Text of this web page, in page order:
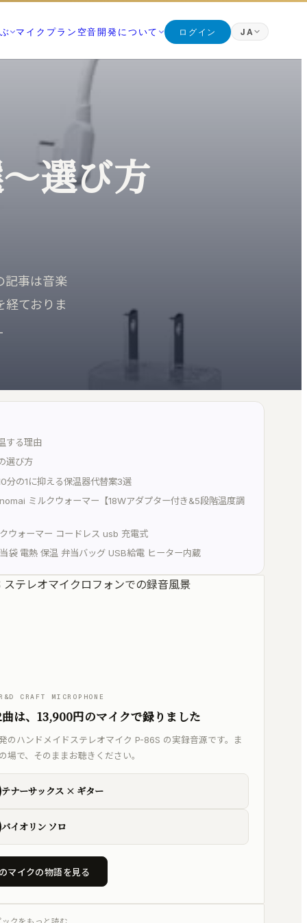
・
群
・解析・書き出
・5.1〜22.2・
響で書き出す
良い部分を縫い
、音を変えず
ニング
り方
コースティック
ターフェース
自動化
聞いてください。音楽
譜・レッスン録音・マイ
・レコード
マイク プラン 空音開発について
朝比奈幸太郎
世界初の技術
ブラウザだけで完結することを、世界で初めて実現
した技術
バグ報告・改善案 (ログイン不要)
お問い合わせ
ログイン JA
日本語
選び方
記事は音楽
経ておりま
する理由
選び方
分の1に抑える保温器代替案3選
ミルクウォーマー【18Wアダプター付き&5段階温度調
ウォーマー コードレス usb 充電式
袋 電熱 保温 弁当バッグ USB給電 ヒーター内蔵
CRAFT MICROPHONE
曲は、13,900円のマイクで録りました
のハンドメイドステレオマイク P-86S の実録音源です。ま
場で、そのままお聴きください。
テナーサックス × ギター
バイオリン ソロ
マイクの物語を見る